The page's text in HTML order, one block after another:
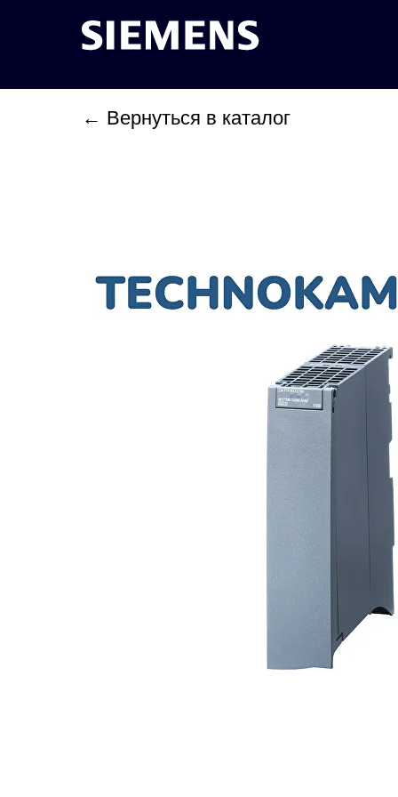
← Вернуться в каталог